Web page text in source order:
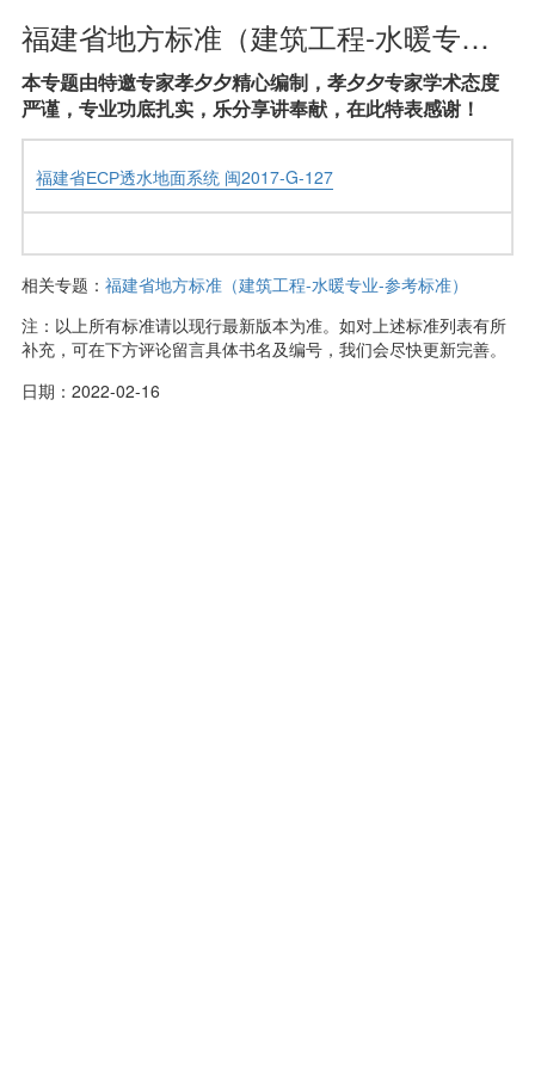
福建省地方标准（建筑工程-水暖专业-参考标准）
本专题由特邀专家孝夕夕精心编制，孝夕夕专家学术态度
严谨，专业功底扎实，乐分享讲奉献，在此特表感谢！
福建省ЕСР透水地面系统 闽2017-G-127
相关专题： 福建省地方标准（建筑工程-水暖专业-参考标准）
注：以上所有标准请以现行最新版本为准。如对上述标准列表有所
补充，可在下方评论留言具体书名及编号，我们会尽快更新完善。
日期：2022-02-16